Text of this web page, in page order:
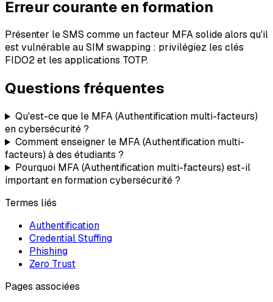
Erreur courante en formation
Présenter le SMS comme un facteur MFA solide alors qu'il
est vulnérable au SIM swapping : privilégiez les clés
FIDO2 et les applications TOTP.
Questions fréquentes
Qu'est-ce que le MFA (Authentification multi-facteurs)
en cybersécurité ?
Comment enseigner le MFA (Authentification multi-
facteurs) à des étudiants ?
Pourquoi MFA (Authentification multi-facteurs) est-il
important en formation cybersécurité ?
Termes liés
Authentification
Credential Stuffing
Phishing
Zero Trust
Pages associées